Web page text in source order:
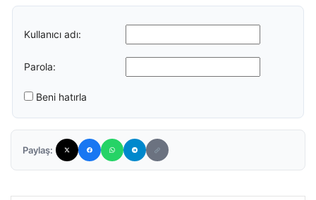
Kullanıcı adı:
Parola:
Beni hatırla
Paylaş: